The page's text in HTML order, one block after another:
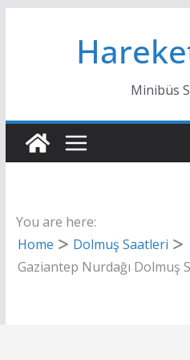
Minibüs
You are here:
Home
Dolmuş Saatleri
Gaziantep Nurdağı Dolmuş